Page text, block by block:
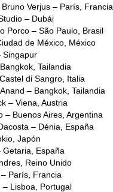
Bruno Verjus – París, Francia
– Dubái
Porco – São Paulo, Brasil
de México, México
Singapur
Tailandia
di Sangro, Italia
– Bangkok, Tailandia
– Viena, Austria
– Buenos Aires, Argentina
– Dénia, España
Japón
Getaria, España
Reino Unido
París, Francia
– Lisboa, Portugal